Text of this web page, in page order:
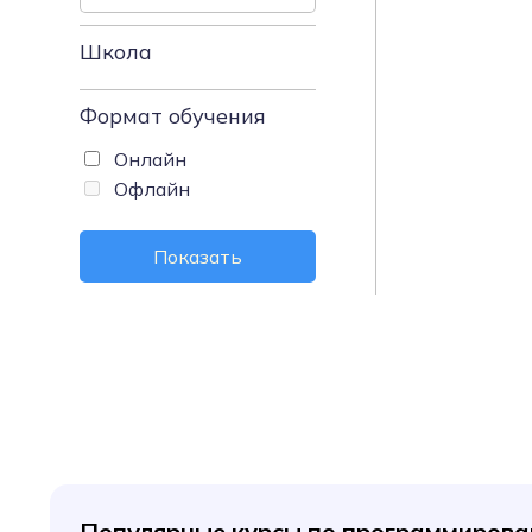
Школа
Формат обучения
Онлайн
Офлайн
Показать